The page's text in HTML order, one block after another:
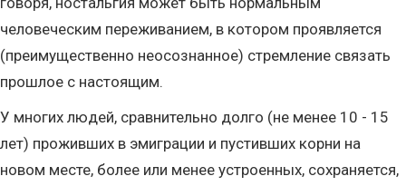
человеческим переживанием, в котором проявляется
(преимущественно неосознанное) стремление связать
прошлое с настоящим.
У многих людей, сравнительно долго (не менее 10 - 15
лет) проживших в эмиграции и пустивших корни на
новом месте, более или менее устроенных, сохраняется,